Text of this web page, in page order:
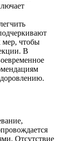
мер, чтобы
В
Отсутствие